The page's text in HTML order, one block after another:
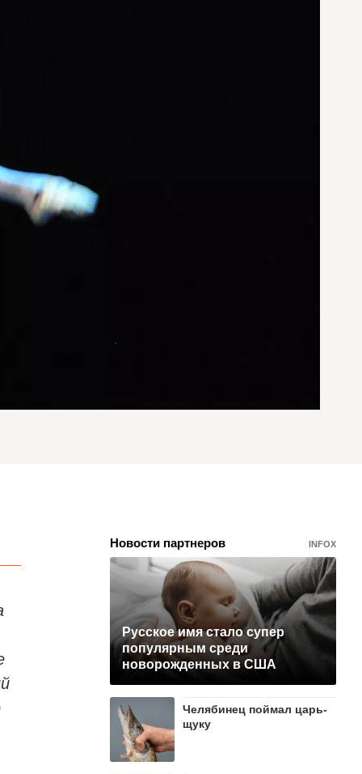
Новости партнеров INFOX
Русское имя стало супер
популярным среди
новорожденных в США
Челябинец поймал царь-
щуку